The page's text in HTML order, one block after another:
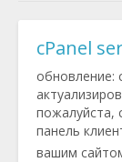
cPanel
обновление:
пожалуйста,
панель
вашим